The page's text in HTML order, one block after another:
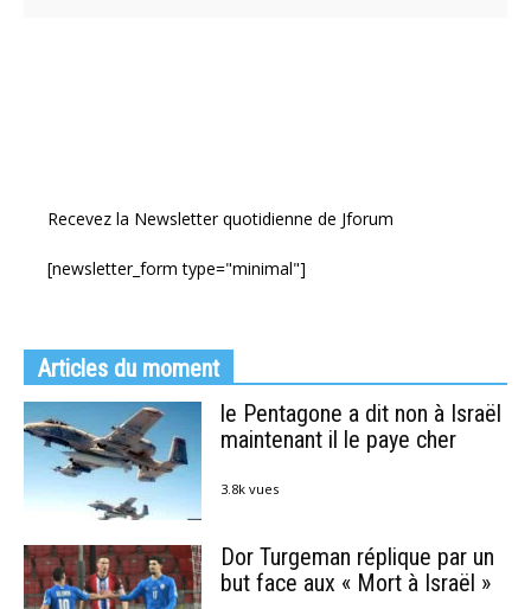
Recevez la Newsletter quotidienne de Jforum
[newsletter_form type="minimal"]
Articles du moment
le Pentagone a dit non à Israël
maintenant il le paye cher
3.8k vues
Dor Turgeman réplique par un
but face aux « Mort à Israël »